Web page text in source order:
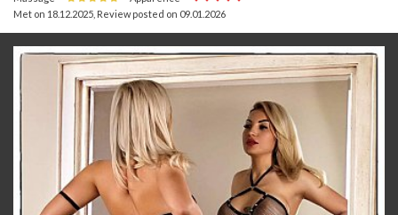
Met on 18.12.2025 Review posted on 09.01.2026